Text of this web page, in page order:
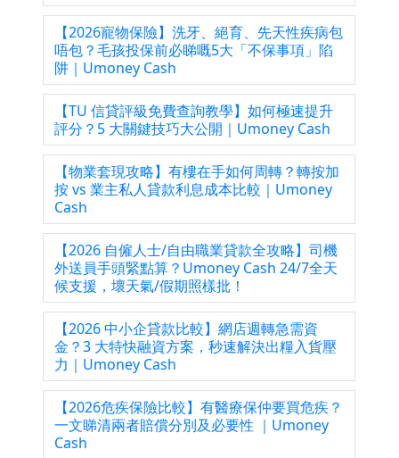
【2026寵物保險】洗牙、絕育、先天性疾病包
唔包？毛孩投保前必睇嘅5大「不保事項」陷
阱｜Umoney Cash
【TU 信貸評級免費查詢教學】如何極速提升
評分？5 大關鍵技巧大公開｜Umoney Cash
【物業套現攻略】有樓在手如何周轉？轉按加
按 vs 業主私人貸款利息成本比較｜Umoney
Cash
【2026 自僱人士/自由職業貸款全攻略】司機
外送員手頭緊點算？Umoney Cash 24/7全天
候支援，壞天氣/假期照樣批！
【2026 中小企貸款比較】網店週轉急需資
金？3 大特快融資方案，秒速解決出糧入貨壓
力｜Umoney Cash
【2026危疾保險比較】有醫療保仲要買危疾？
一文睇清兩者賠償分別及必要性 ｜Umoney
Cash